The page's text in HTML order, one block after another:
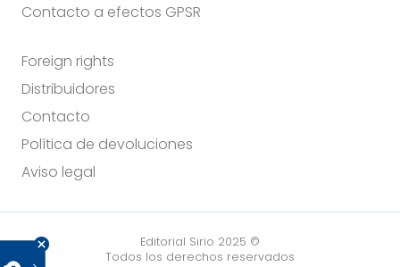
Contacto a efectos GPSR
Foreign rights
Distribuidores
Contacto
Política de devoluciones
Aviso legal
Editorial Sirio 2025 ©
Todos los derechos reservados